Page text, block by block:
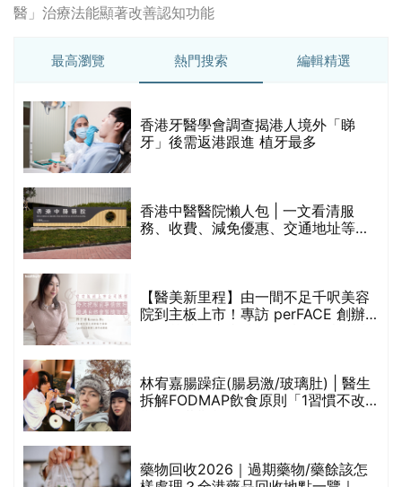
醫」治療法能顯著改善認知功能
最高瀏覽 熱門搜索 編輯精選
香港牙醫學會調查揭港人境外「睇
牙」後需返港跟進 植牙最多
香港中醫醫院懶人包 | 一文看清服
務、收費、減免優惠、交通地址等
【醫美新里程】由一間不足千呎美容
院到主板上市！專訪 perFACE 創辦
林宥嘉腸躁症(腸易激/玻璃肚) | 醫生
拆解FODMAP飲食原則「1習慣不改
藥物回收2026｜過期藥物/藥餘該怎